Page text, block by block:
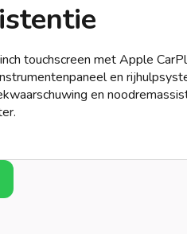
touchscreen met Apple
en
en